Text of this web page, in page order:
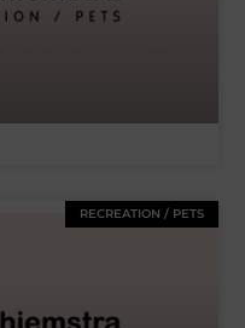
RECREATION / PETS